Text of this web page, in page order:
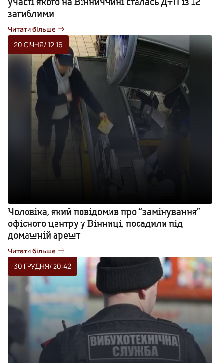
загиблими
Читати більше
20 СІЧНЯ/ 12:16
Чоловіка, який повідомив про “замінування”
офісного центру у Вінниці, посадили під
домашній арешт
Читати більше
30 ГРУДНЯ/ 20:42